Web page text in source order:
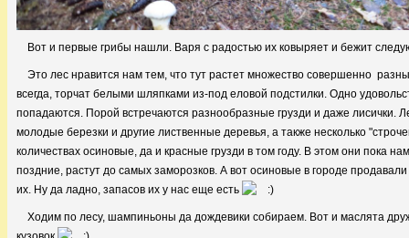
Вот и первые грибы нашли. Варя с радостью их ковыряет и бежит
Это лес нравится нам тем, что тут растет множество совершенно
всегда, торчат белыми шляпками из-под еловой подстилки. Одно
попадаются. Порой встречаются разнообразные грузди и даже лисички.
молодые березки и другие лиственные деревья, а также несколько
количествах осиновые, да и красные грузди в том году. В этом они пока
поздние, растут до самых заморозков. А вот осиновые в городе
их. Ну да ладно, запасов их у нас еще есть
Ходим по лесу, шампиньоны да дождевики собираем. Вот и маслята